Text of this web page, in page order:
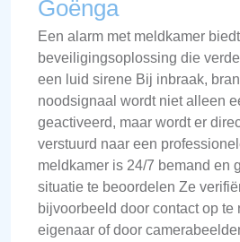
Goënga
Een alarm met meldkamer
beveiligingsoplossing die
een luid sirene Bij inbraak,
noodsignaal wordt niet alleen
geactiveerd, maar wordt er
verstuurd naar een
meldkamer is 24/7 bemand en
situatie te beoordelen Ze
bijvoorbeeld door contact op te
eigenaar of door